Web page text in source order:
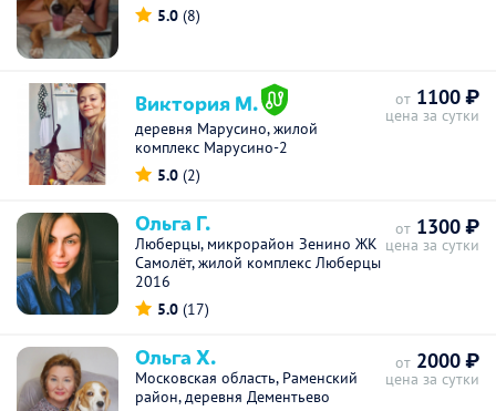
5.0 (8)
Виктория М.
деревня Марусино, жилой
комплекс Марусино-2
5.0 (2)
от 1100 ₽
цена за сутки
Ольга Г.
Люберцы, микрорайон Зенино ЖК
Самолёт, жилой комплекс Люберцы
2016
5.0 (17)
от 1300 ₽
цена за сутки
Ольга Х.
Московская область, Раменский
район, деревня Дементьево
от 2000 ₽
цена за сутки